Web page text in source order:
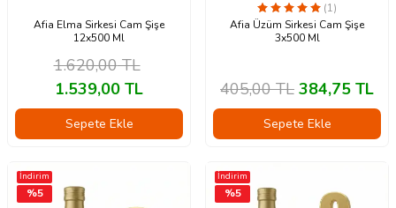
Afia Elma Sirkesi Cam Şişe
12x500 Ml
1.620,00TL
1.539,00 TL
Sepete Ekle
(1)
Afia Üzüm Sirkesi Cam Şişe
3x500 Ml
405,00TL 384,75 TL
Sepete Ekle
İndirim
%5
İndirim
%5